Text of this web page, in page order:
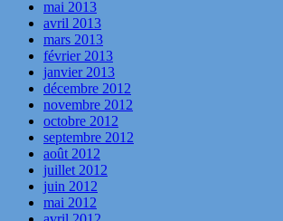
mai 2013
avril 2013
mars 2013
février 2013
janvier 2013
décembre 2012
novembre 2012
octobre 2012
septembre 2012
août 2012
juillet 2012
juin 2012
mai 2012